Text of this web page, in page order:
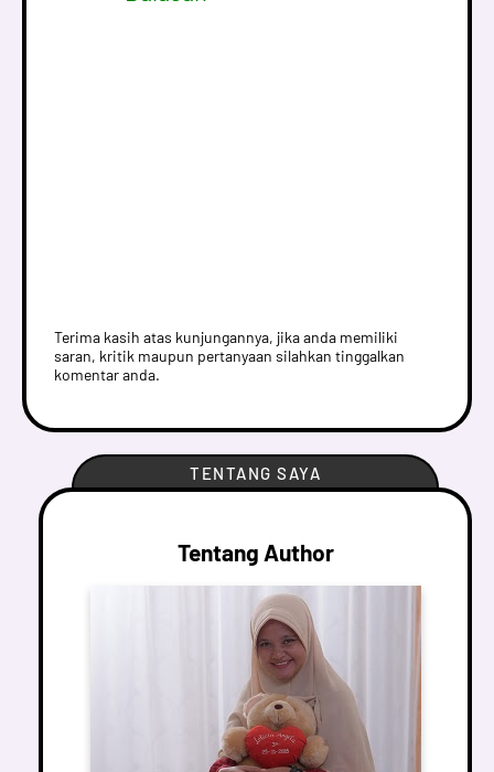
Terima kasih atas kunjungannya, jika anda memiliki
saran, kritik maupun pertanyaan silahkan tinggalkan
komentar anda.
TENTANG SAYA
Tentang Author